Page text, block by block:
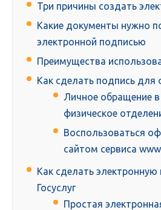
Три причины создать
Какие документы нужно
электронной подписью
Преимущества
Как сделать подпись для
Личное обращение
физическое
Воспользоваться
сайтом сервиса
Как сделать
Госуслуг
Простая